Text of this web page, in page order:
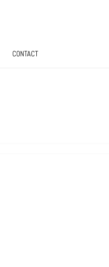
CONTACT